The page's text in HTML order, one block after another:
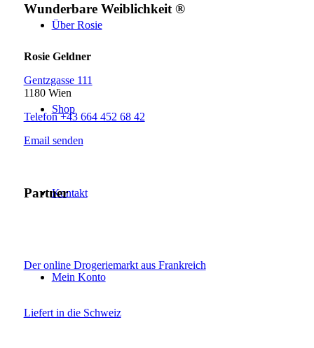
Über Rosie
Shop
Kontakt
Mein Konto
Wunderbare Weiblichkeit ®
Rosie Geldner
Gentzgasse 111
1180 Wien
Telefon +43 664 452 68 42
Email senden
Partner
Der online Drogeriemarkt aus Frankreich
Liefert in die Schweiz